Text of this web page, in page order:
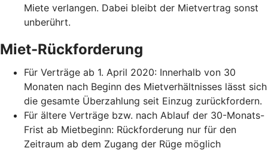
Miete verlangen. Dabei bleibt der Mietvertrag sonst
unberührt.
Miet-Rückforderung
Für Verträge ab 1. April 2020: Innerhalb von 30
Monaten nach Beginn des Mietverhältnisses lässt sich
die gesamte Überzahlung seit Einzug zurückfordern.
Für ältere Verträge bzw. nach Ablauf der 30-Monats-
Frist ab Mietbeginn: Rückforderung nur für den
Zeitraum ab dem Zugang der Rüge möglich